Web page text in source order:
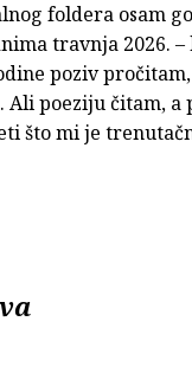
foldera osam
travnja 2026. –
poziv
poeziju čitam, a
što mi je